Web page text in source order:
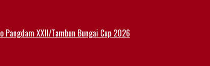
Pangdam XXII/Tambun Bungai Cup 2026